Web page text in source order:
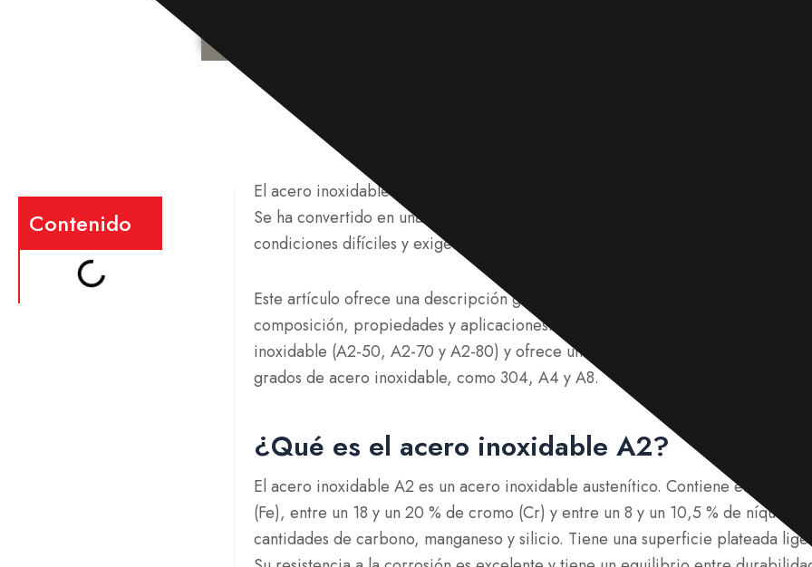
Contenido
El acero inoxidable A2 es muy valorado por su excepcional resistencia a la
Se ha convertido en una opción popular para herramientas y sujetadores
condiciones difíciles y exigentes.
Este artículo ofrece una descripción general completa del acero inoxidable
composición, propiedades y aplicaciones. También analiza los diferentes
inoxidable (A2-50, A2-70 y A2-80) y ofrece una comparación entre el acero
grados de acero inoxidable, como 304, A4 y A8.
¿Qué es el acero inoxidable A2?
El acero inoxidable A2 es un acero inoxidable austenítico. Contiene entre un
(Fe), entre un 18 y un 20 % de cromo (Cr) y entre un 8 y un 10,5 % de níquel
cantidades de carbono, manganeso y silicio. Tiene una superficie plateada